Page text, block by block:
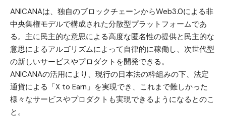
ANICANAは、独自のブロックチェーンからWeb3.0による非
中央集権モデルで構成された分散型プラットフォームであ
る。主に民主的な意思による高度な匿名性の提供と民主的な
意思によるアルゴリズムによって自律的に稼働し、次世代型
の新しいサービスやプロダクトを開発できる。
ANICANAの活用により、現行の日本法の枠組みの下、法定
通貨による「X to Earn」を実現でき、これまで難しかった
様々なサービスやプロダクトも実現できるようになるとのこ
と。